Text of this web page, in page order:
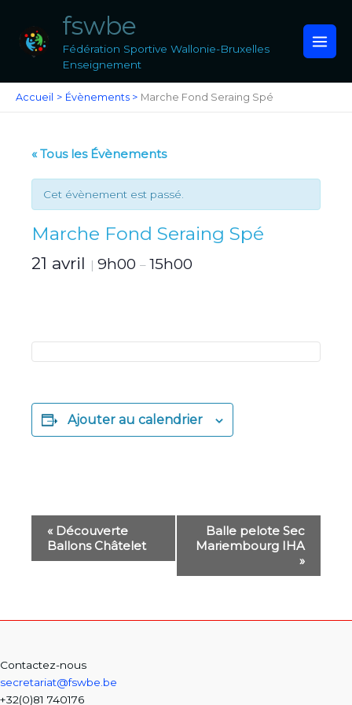
contenu
fswbe
Fédération Sportive Wallonie-Bruxelles
Enseignement
Accueil Évènements Marche Fond Seraing Spé
« Tous les Évènements
Cet évènement est passé.
Marche Fond Seraing Spé
21 avril | 9h00 – 15h00
Ajouter au calendrier
Navigation
Évènement
«Découverte
Ballons Châtelet
Balle pelote Sec
Mariembourg IHA
»
Contactez-nous
secretariat@fswbe.be
+32(0)81 740176